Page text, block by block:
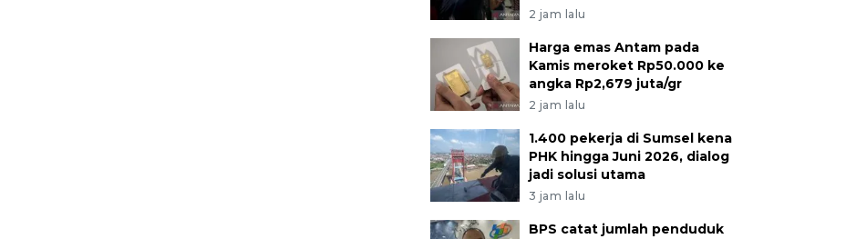
2 jam lalu
Harga emas Antam pada
Kamis meroket Rp50.000 ke
angka Rp2,679 juta/gr
2 jam lalu
1.400 pekerja di Sumsel kena
PHK hingga Juni 2026, dialog
jadi solusi utama
3 jam lalu
BPS catat jumlah penduduk